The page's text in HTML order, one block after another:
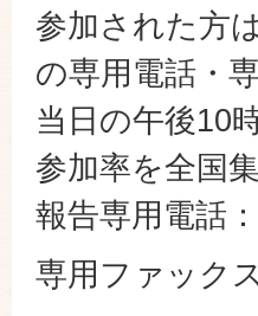
参加された方
の専用電話・
当日の午後10
参加率を全国
報告専用電話
専用ファック